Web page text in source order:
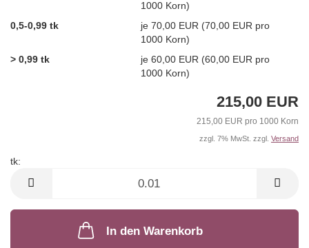
1000 Korn)
0,5-0,99 tk
je 70,00 EUR (70,00 EUR pro
1000 Korn)
> 0,99 tk
je 60,00 EUR (60,00 EUR pro
1000 Korn)
215,00 EUR
215,00 EUR pro 1000 Korn
zzgl. 7% MwSt. zzgl. Versand
tk:
In den Warenkorb